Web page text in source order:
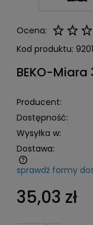
Ocena:
Kod produktu: 9201
BEKO-Miara
Producent:
Dostępność:
Wysyłka w:
Dostawa:
Cena nie
sprawdź formy
35,03 zł